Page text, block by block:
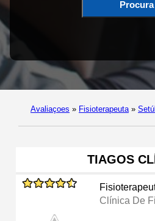
Procura
Avaliaçoes » Fisioterapeuta »
TIAGOS
Clínica De